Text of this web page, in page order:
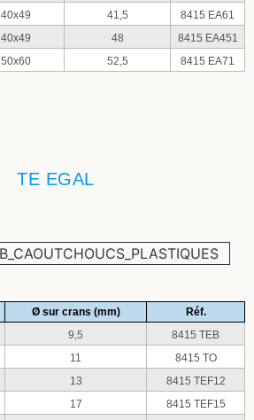
40x49 41,5
8415 EA61
40x49 48
8415 EA451
50x60 52,5 8415 EA71
TE EGAL
Ø sur crans (mm)
Réf.
9,5
8415 TEB
11
8415 TO
13
8415 TEF12
17
8415 TEF15